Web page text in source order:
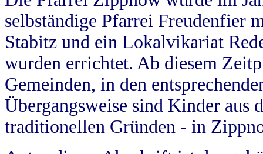
selbständige Pfarrei Freudenfier
Stabitz und ein Lokalvikariat
wurden errichtet. Ab diesem
Gemeinden, in den
Übergangsweise sind Kinder aus
traditionellen Gründen - in